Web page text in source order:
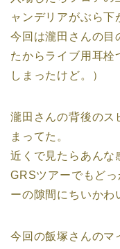
ャンデリアがぶら下
今回は瀧田さんの目
たからライブ用耳栓
しまったけど。）
瀧田さんの背後のス
まってた。
近くで見たらあんな
GRSツアーでもど
ーの隙間にちいかわ
今回の飯塚さんのマ